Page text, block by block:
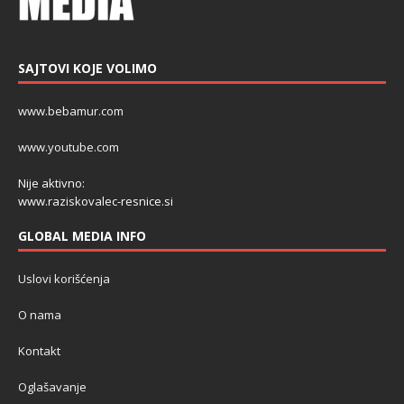
SAJTOVI KOJE VOLIMO
www.bebamur.com
www.youtube.com
Nije aktivno:
www.raziskovalec-resnice.si
GLOBAL MEDIA INFO
Uslovi korišćenja
O nama
Kontakt
Oglašavanje